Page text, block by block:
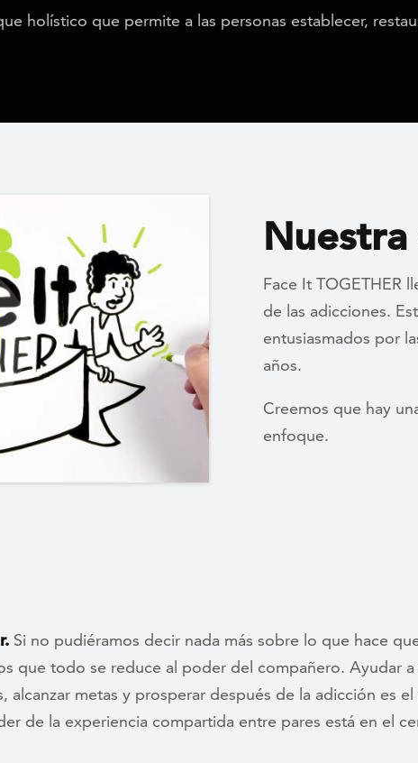
holístico que permite a las personas establecer,
Face It TOGETHER
de las adicciones.
entusiasmados por
años.
Creemos que hay
enfoque.
Si no pudiéramos decir nada más sobre lo que hace
que todo se reduce al poder del compañero. Ayudar
alcanzar metas y prosperar después de la adicción es
de la experiencia compartida entre pares está en el